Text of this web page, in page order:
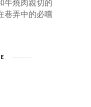
牛燒肉親切的
巷弄中的必嚐